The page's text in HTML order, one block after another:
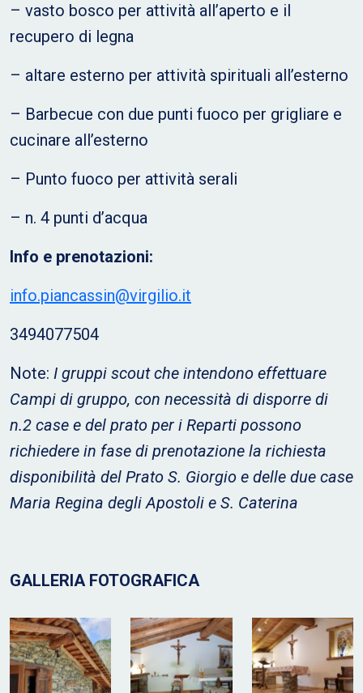
– vasto bosco per attività all’aperto e il
recupero di legna
– altare esterno per attività spirituali all’esterno
– Barbecue con due punti fuoco per grigliare e
cucinare all’esterno
– Punto fuoco per attività serali
– n. 4 punti d’acqua
Info e prenotazioni:
info.piancassin@virgilio.it
3494077504
Note: I gruppi scout che intendono effettuare
Campi di gruppo, con necessità di disporre di
n.2 case e del prato per i Reparti possono
richiedere in fase di prenotazione la richiesta
disponibilità del Prato S. Giorgio e delle due case
Maria Regina degli Apostoli e S. Caterina
GALLERIA FOTOGRAFICA